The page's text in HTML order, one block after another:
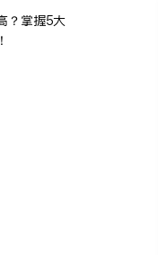
？掌握5大